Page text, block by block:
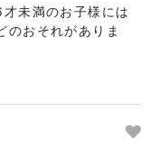
未満のお子様には
のおそれがありま